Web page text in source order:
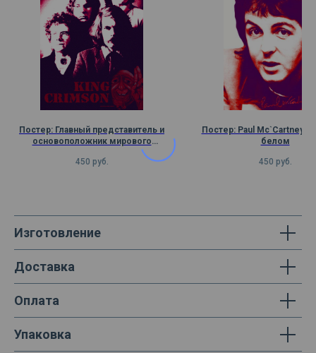
Постер: Главный представитель и
основоположник мирового
прогрессива – британская группа
King Crimson
450 руб.
Постер: Paul Mc`Cartney,
белом
450 руб.
Изготовление
Доставка
Оплата
Упаковка